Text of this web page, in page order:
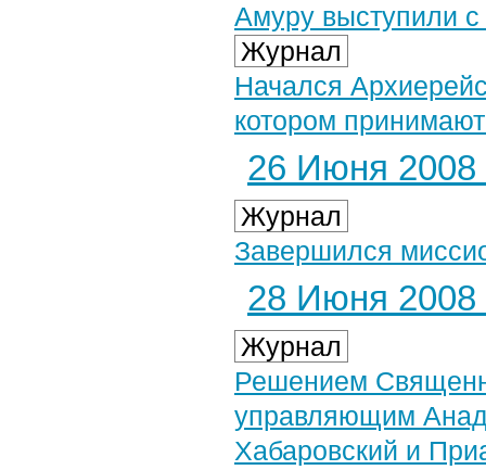
Амуру выступили с
Журнал
Начался
котором
26 Июня 2008
Журнал
Завершился
28 Июня 2008
Журнал
Решением
управляющим
Хабаровский и